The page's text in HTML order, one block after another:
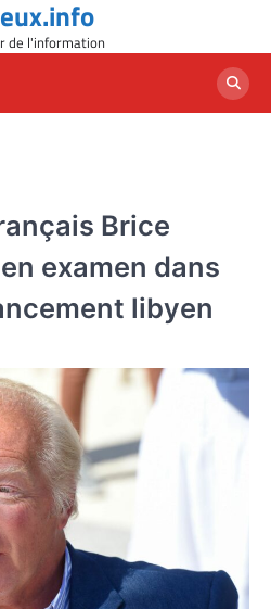
de l'information
Brice
examen dans
libyen